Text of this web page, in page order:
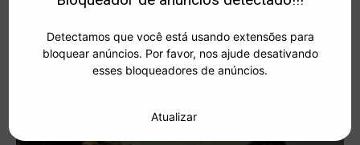
Disponível em: Netflix
Detectamos que você está usando extensões para
bloquear anúncios. Por favor, nos ajude desativando
esses bloqueadores de anúncios.
Atualizar